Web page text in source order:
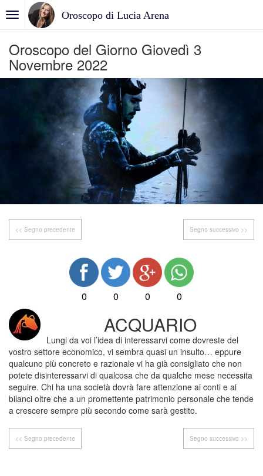
Oroscopo di Lucia Arena
Oroscopo del Giorno Giovedì 3
Novembre 2022
<< Segno precedente Segno successivo >>
0 0 0 0
ACQUARIO
Lungi da voi l’idea di interessarvi come dovreste del
vostro settore economico, vi sembra quasi un insulto… eppure
qualcuno più concreto e razionale vi ha già consigliato che non
potete disinteressarvi di qualcosa che da qualche mese necessita
seguire. Chi ha una società dovrà fare attenzione ai conti e ai
bilanci oltre che a un promettente patrimonio personale che tende
a crescere sempre più secondo come sarà gestito.
<< Segno precedente Segno successivo >>